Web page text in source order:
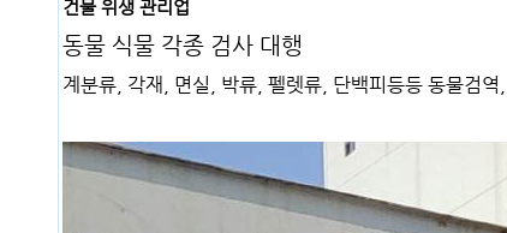
건물 위생 관리업
동물 식물 각종 검사 대행
계분류, 각재, 면실, 박류, 펠렛류, 단백피등등 동물검